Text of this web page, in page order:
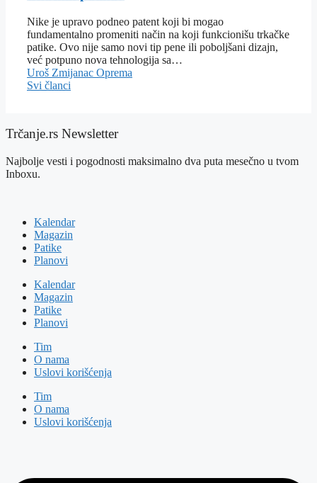
Nike je upravo podneo patent koji bi mogao
fundamentalno promeniti način na koji funkcionišu trkačke
patike. Ovo nije samo novi tip pene ili poboljšani dizajn,
već potpuno nova tehnologija sa…
Uroš Zmijanac Oprema
Svi članci
Trčanje.rs Newsletter
Najbolje vesti i pogodnosti maksimalno dva puta mesečno u tvom
Inboxu.
Kalendar
Magazin
Patike
Planovi
Kalendar
Magazin
Patike
Planovi
Tim
O nama
Uslovi korišćenja
Tim
O nama
Uslovi korišćenja